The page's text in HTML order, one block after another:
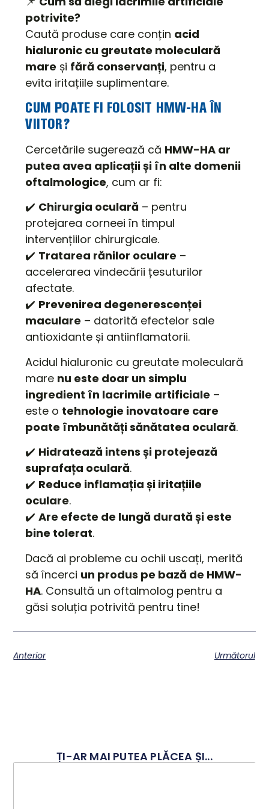
potrivite?
Caută produse care conțin acid
hialuronic cu greutate moleculară
mare și fără conservanți, pentru a
evita iritațiile suplimentare.
CUM POATE FI FOLOSIT HMW-HA ÎN
VIITOR?
Cercetările sugerează că HMW-HA ar
putea avea aplicații și în alte domenii
oftalmologice, cum ar fi:
✔️ Chirurgia oculară – pentru
protejarea corneei în timpul
intervențiilor chirurgicale.
✔️ Tratarea rănilor oculare –
accelerarea vindecării țesuturilor
afectate.
✔️ Prevenirea degenerescenței
maculare – datorită efectelor sale
antioxidante și antiinflamatorii.
Acidul hialuronic cu greutate moleculară
mare nu este doar un simplu
ingredient în lacrimile artificiale –
este o tehnologie inovatoare care
poate îmbunătăți sănătatea oculară.
✔️ Hidratează intens și protejează
suprafața oculară.
✔️ Reduce inflamația și iritațiile
oculare.
✔️Are efecte de lungă durată și este
bine tolerat.
Dacă ai probleme cu ochii uscați, merită
să încerci un produs pe bază de HMW-
HA. Consultă un oftalmolog pentru a
găsi soluția potrivită pentru tine!
Anterior Următorul
ȚI-AR MAI PUTEA PLĂCEA ȘI...